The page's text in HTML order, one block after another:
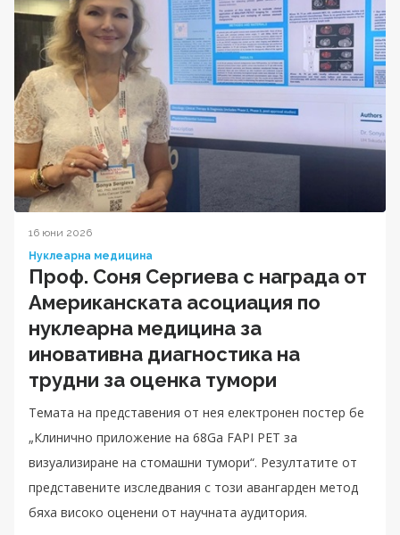
16 юни 2026
Нуклеарна медицина
Проф. Соня Сергиева с награда от
Американската асоциация по
нуклеарна медицина за
иновативна диагностика на
трудни за оценка тумори
Темата на представения от нея електронен постер бе
„Клинично приложение на 68Ga FAPI PET за
визуализиране на стомашни тумори“. Резултатите от
представените изследвания с този авангарден метод
бяха високо оценени от научната аудитория.